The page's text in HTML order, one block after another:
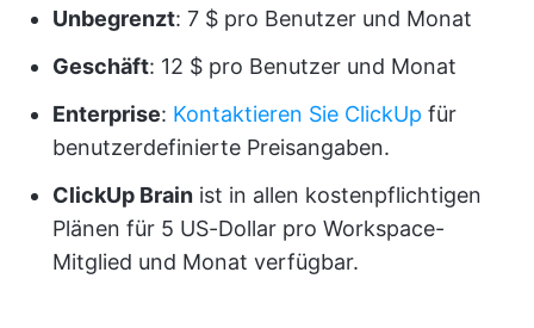
Unbegrenzt: 7 $ pro Benutzer und Monat
Geschäft: 12 $ pro Benutzer und Monat
Enterprise: Kontaktieren Sie ClickUp für
benutzerdefinierte Preisangaben.
ClickUp Brain ist in allen kostenpflichtigen
Plänen für 5 US-Dollar pro Workspace-
Mitglied und Monat verfügbar.